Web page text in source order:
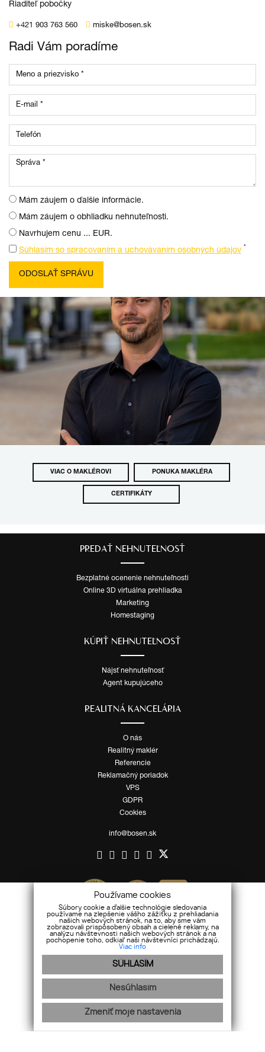
Používame cookies
Súbory cookie a ďalšie technológie sledovania
používame na zlepšenie vášho zážitku z prehliadania
našich webových stránok, na to, aby sme vám
zobrazovali prispôsobený obsah a cielené reklamy, na
analýzu návštevnosti našich webových stránok a na
pochopenie toho, odkiaľ naši návštevníci prichádzajú.
Viac info
SÚHLASÍM
Nesúhlasím
Zmeniť moje nastavenia
Riaditeľ pobočky
+421 903 763 560 miske@bosen.sk
Radi Vám poradíme
Mám záujem o ďalšie informácie.
Mám záujem o obhliadku nehnuteľnosti.
Navrhujem cenu ... EUR.
Súhlasím so spracovaním a uchovávaním osobných údajov *
VIAC O MAKLÉROVI PONUKA MAKLÉRA
CERTIFIKÁTY
PREDAŤ NEHNUTEĽNOSŤ
Bezplatné ocenenie nehnuteľnosti
Online 3D virtuálna prehliadka
Marketing
Homestaging
KÚPIŤ NEHNUTEĽNOSŤ
Nájsť nehnuteľnosť
Agent kupujúceho
REALITNÁ KANCELÁRIA
O nás
Realitný maklér
Referencie
Reklamačný poriadok
VPS
GDPR
Cookies
info@bosen.sk
Mapa stránok| Ochrana osobných údajov
webex.digital- REALVIA.sk